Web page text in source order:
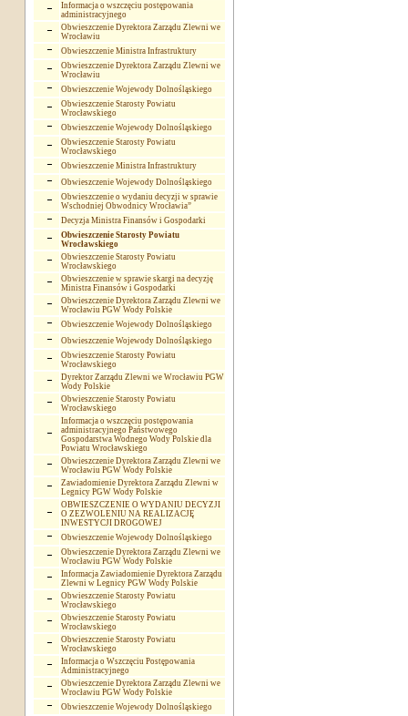
Informacja o wszczęciu postępowania
administracyjnego
Obwieszczenie Dyrektora Zarządu Zlewni we
Wrocławiu
Obwieszczenie Ministra Infrastruktury
Obwieszczenie Dyrektora Zarządu Zlewni we
Wrocławiu
Obwieszczenie Wojewody Dolnośląskiego
Obwieszczenie Starosty Powiatu
Wrocławskiego
Obwieszczenie Wojewody Dolnośląskiego
Obwieszczenie Starosty Powiatu
Wrocławskiego
Obwieszczenie Ministra Infrastruktury
Obwieszczenie Wojewody Dolnośląskiego
Obwieszczenie o wydaniu decyzji w sprawie
Wschodniej Obwodnicy Wrocławia”
Decyzja Ministra Finansów i Gospodarki
Obwieszczenie Starosty Powiatu
Wrocławskiego
Obwieszczenie Starosty Powiatu
Wrocławskiego
Obwieszczenie w sprawie skargi na decyzję
Ministra Finansów i Gospodarki
Obwieszczenie Dyrektora Zarządu Zlewni we
Wrocławiu PGW Wody Polskie
Obwieszczenie Wojewody Dolnośląskiego
Obwieszczenie Wojewody Dolnośląskiego
Obwieszczenie Starosty Powiatu
Wrocławskiego
Dyrektor Zarządu Zlewni we Wrocławiu PGW
Wody Polskie
Obwieszczenie Starosty Powiatu
Wrocławskiego
Informacja o wszczęciu postępowania
administracyjnego Państwowego
Gospodarstwa Wodnego Wody Polskie dla
Powiatu Wrocławskiego
Obwieszczenie Dyrektora Zarządu Zlewni we
Wrocławiu PGW Wody Polskie
Zawiadomienie Dyrektora Zarządu Zlewni w
Legnicy PGW Wody Polskie
OBWIESZCZENIE O WYDANIU DECYZJI
O ZEZWOLENIU NA REALIZACJĘ
INWESTYCJI DROGOWEJ
Obwieszczenie Wojewody Dolnośląskiego
Obwieszczenie Dyrektora Zarządu Zlewni we
Wrocławiu PGW Wody Polskie
Informacja Zawiadomienie Dyrektora Zarządu
Zlewni w Legnicy PGW Wody Polskie
Obwieszczenie Starosty Powiatu
Wrocławskiego
Obwieszczenie Starosty Powiatu
Wrocławskiego
Obwieszczenie Starosty Powiatu
Wrocławskiego
Informacja o Wszczęciu Postępowania
Administracyjnego
Obwieszczenie Dyrektora Zarządu Zlewni we
Wrocławiu PGW Wody Polskie
Obwieszczenie Wojewody Dolnośląskiego